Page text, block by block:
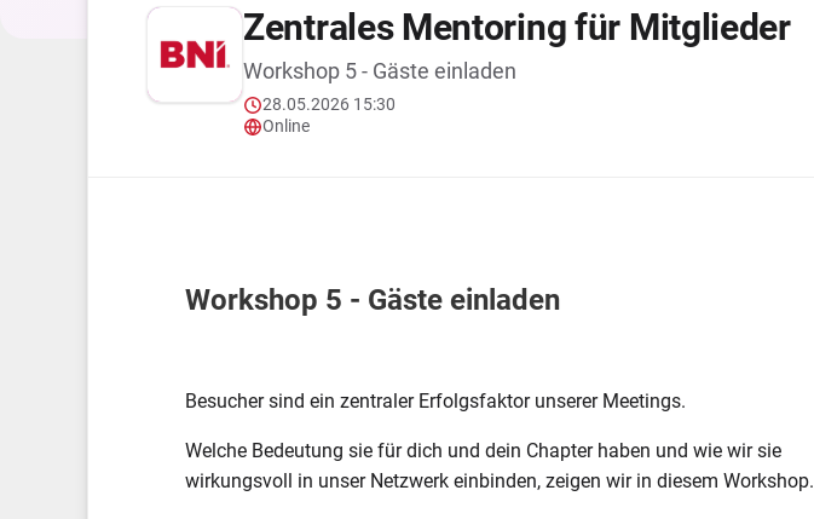
Zentrales Mentoring für Mitglieder
Workshop 5 - Gäste einladen
28.05.2026 15:30
Online
Workshop 5 - Gäste einladen
Besucher sind ein zentraler Erfolgsfaktor unserer Meetings.
Welche Bedeutung sie für dich und dein Chapter haben und wie wir sie
wirkungsvoll in unser Netzwerk einbinden, zeigen wir in diesem Workshop.